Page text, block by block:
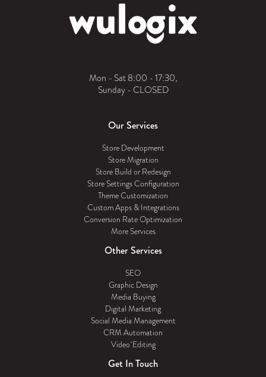
Mon - Sat 8:00 - 17:30,
Sunday - CLOSED
Our Services
Store Development
Store Migration
Store Build or Redesign
Store Settings Configuration
Theme Customization
Custom Apps & Integrations
Conversion Rate Optimization
More Services
Other Services
SEO
Graphic Design
Media Buying
Digital Marketing
Social Media Management
CRM Automation
Video Editing
Get In Touch